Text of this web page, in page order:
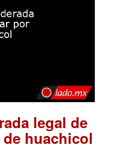
legal de
huachicol